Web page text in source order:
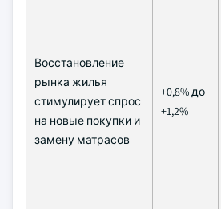
Восстановление
рынка жилья
стимулирует спрос
на новые покупки и
замену матрасов
+0,8% до
+1,2%